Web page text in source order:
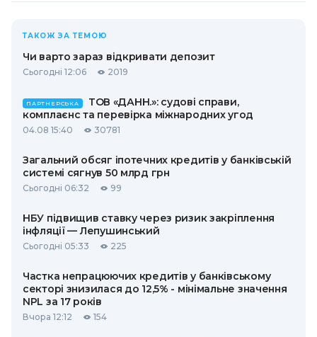
ТАКОЖ ЗА ТЕМОЮ
Чи варто зараз відкривати депозит
Сьогодні 12:06 2019
ПАРТНЕРСЬКА
ТОВ «ДАНН.»: судові справи,
комплаєнс та перевірка міжнародних угод
04.08 15:40 30781
Загальний обсяг іпотечних кредитів у банківській
системі сягнув 50 млрд грн
Сьогодні 06:32 99
НБУ підвищив ставку через ризик закріплення
інфляції — Лепушинський
Сьогодні 05:33 225
Частка непрацюючих кредитів у банківському
секторі знизилася до 12,5% - мінімальне значення
NPL за 17 років
Вчора 12:12 154